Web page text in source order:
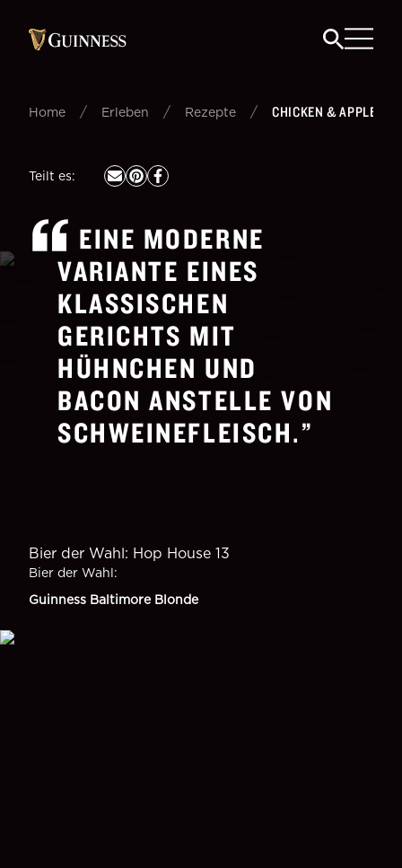
Home / Erleben / Rezepte / CHICKEN & APPLE
Teilt es:
EINE MODERNE
VARIANTE EINES
KLASSISCHEN
GERICHTS MIT
HÜHNCHEN UND
BACON ANSTELLE VON
SCHWEINEFLEISCH.
Bier der Wahl: Hop House 13
Bier der Wahl:
Guinness Baltimore Blonde